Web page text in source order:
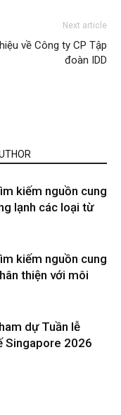
Next article
về Công ty CP Tập
đoàn IDD
kiếm nguồn cung
lạnh các loại từ
kiếm nguồn cung
thiện với môi
dự Tuần lễ
Singapore 2026